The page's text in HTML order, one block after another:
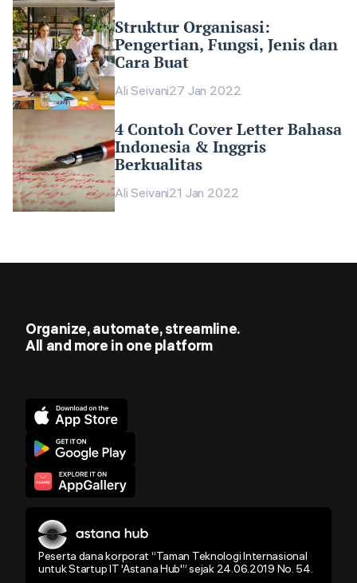
Struktur Organisasi:
Pengertian, Fungsi, Jenis dan
Cara Buat
Ali Seivani27 Jan 2022
4 Contoh Cover Letter Bahasa
Indonesia & Inggris
Berkualitas
Ali Seivani21 Jan 2022
Organize, automate, streamline.
All and more in one platform
Peserta dana korporat “Taman Teknologi Internasional
untuk Startup IT 'Astana Hub'” sejak 24.06.2019 No. 54.